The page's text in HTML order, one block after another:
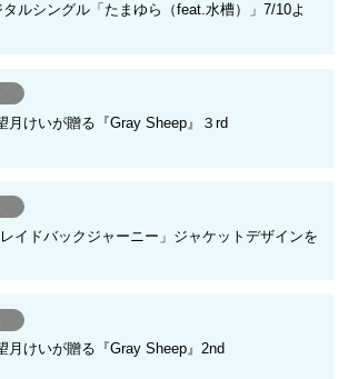
タルシングル「たまゆら（feat.水槽）」7/10よ
月けいが贈る『Gray Sheep』３rd
レイドバックジャーニー」ジャケットデザインを
月けいが贈る『Gray Sheep』2nd